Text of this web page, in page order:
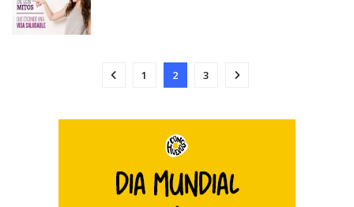
1 2 3